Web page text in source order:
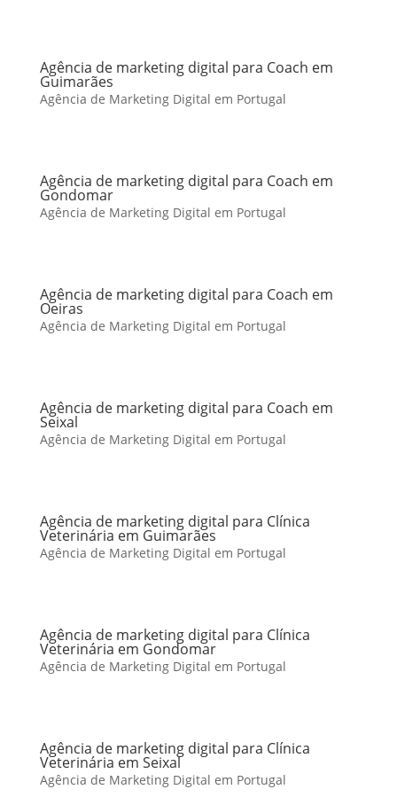
Agência de marketing digital para Coach em
Guimarães
Agência de Marketing Digital em Portugal
Agência de marketing digital para Coach em
Gondomar
Agência de Marketing Digital em Portugal
Agência de marketing digital para Coach em
Oeiras
Agência de Marketing Digital em Portugal
Agência de marketing digital para Coach em
Seixal
Agência de Marketing Digital em Portugal
Agência de marketing digital para Clínica
Veterinária em Guimarães
Agência de Marketing Digital em Portugal
Agência de marketing digital para Clínica
Veterinária em Gondomar
Agência de Marketing Digital em Portugal
Agência de marketing digital para Clínica
Veterinária em Seixal
Agência de Marketing Digital em Portugal